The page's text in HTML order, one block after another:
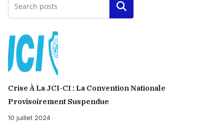
Rechercher
Crise À La JCI-CI : La Convention Nationale
Provisoirement Suspendue
10 juillet 2024